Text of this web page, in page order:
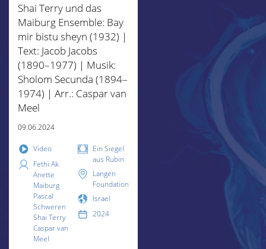
Shai Terry und das
Maiburg Ensemble: Bay
mir bistu sheyn (1932) |
Text: Jacob Jacobs
(1890–1977) | Musik:
Sholom Secunda (1894–
1974) | Arr.: Caspar van
Meel
09.06.2024
Video
Fethi Ak
Anette
Maiburg
Pascal
Schweren
Shai Terry
Caspar van
Meel
Ein Siegel
aus Rubin
Langen
Foundation
Israel
2024